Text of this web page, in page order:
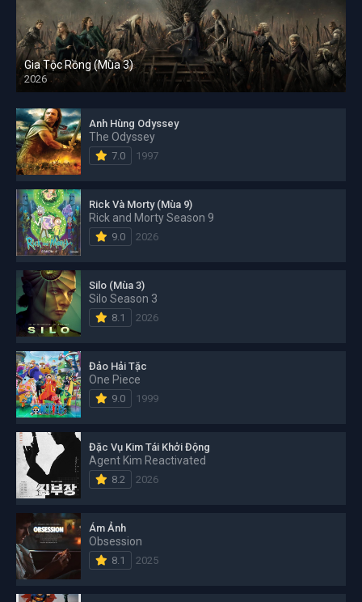
Gia Tộc Rồng (Mùa 3)
2026
Anh Hùng Odyssey
The Odyssey
7.0 1997
Rick Và Morty (Mùa 9)
Rick and Morty Season 9
9.0 2026
Silo (Mùa 3)
Silo Season 3
8.1 2026
Đảo Hải Tặc
One Piece
9.0 1999
Đặc Vụ Kim Tái Khởi Động
Agent Kim Reactivated
8.2 2026
Ám Ảnh
Obsession
8.1 2025